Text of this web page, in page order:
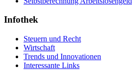
Infothek
Steuern und Recht
Wirtschaft
Trends und Innovationen
Interessante Links